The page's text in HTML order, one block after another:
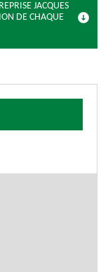
JACQUES
DE CHAQUE